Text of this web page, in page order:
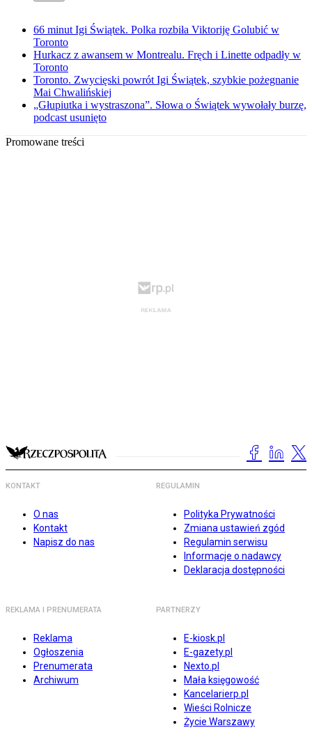
66 minut Igi Świątek. Polka rozbiła Viktoriję Golubić w
Toronto
Hurkacz z awansem w Montrealu. Fręch i Linette odpadły w
Toronto
Toronto. Zwycięski powrót Igi Świątek, szybkie pożegnanie
Mai Chwalińskiej
„Głupiutka i wystraszona”. Słowa o Świątek wywołały burzę,
podcast usunięto
Promowane treści
KONTAKT
O nas
Kontakt
Napisz do nas
REGULAMIN
Polityka Prywatności
Zmiana ustawień zgód
Regulamin serwisu
Informacje o nadawcy
Deklaracja dostępności
REKLAMA I PRENUMERATA
Reklama
Ogłoszenia
Prenumerata
Archiwum
PARTNERZY
E-kiosk.pl
E-gazety.pl
Nexto.pl
Mała księgowość
Kancelarierp.pl
Wieści Rolnicze
Życie Warszawy